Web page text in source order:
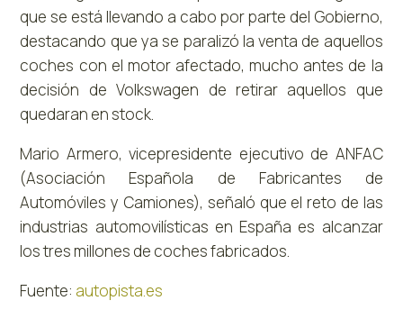
que se está llevando a cabo por parte del Gobierno,
destacando que ya se paralizó la venta de aquellos
coches con el motor afectado, mucho antes de la
decisión de Volkswagen de retirar aquellos que
quedaran en stock.
Mario Armero, vicepresidente ejecutivo de ANFAC
(Asociación Española de Fabricantes de
Automóviles y Camiones), señaló que el reto de las
industrias automovilísticas en España es alcanzar
los tres millones de coches fabricados.
Fuente: autopista.es